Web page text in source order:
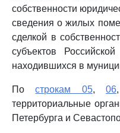
собственности
сведения о жилых
сделкой в
субъектов
находившихся в
Построкам 05,06
территориальные
Петербурга и